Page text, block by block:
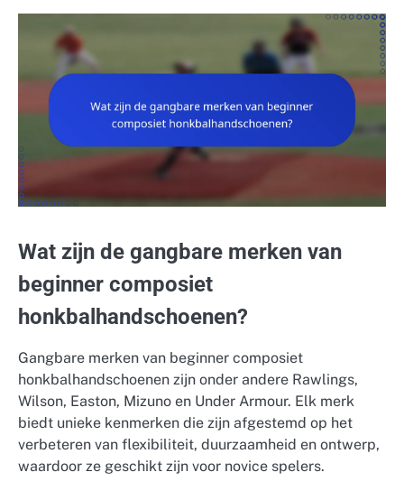
Wat zijn de gangbare merken van
beginner composiet
honkbalhandschoenen?
Gangbare merken van beginner composiet
honkbalhandschoenen zijn onder andere Rawlings,
Wilson, Easton, Mizuno en Under Armour. Elk merk
biedt unieke kenmerken die zijn afgestemd op het
verbeteren van flexibiliteit, duurzaamheid en ontwerp,
waardoor ze geschikt zijn voor novice spelers.